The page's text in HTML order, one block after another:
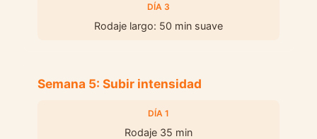
DÍA 3
Rodaje largo: 50 min suave
Semana 5: Subir intensidad
DÍA 1
Rodaje 35 min